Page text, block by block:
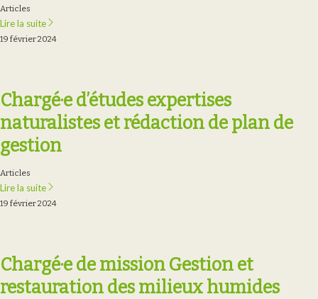
Articles
Lire la suite
19 février 2024
Chargé·e d’études expertises
naturalistes et rédaction de plan de
gestion
Articles
Lire la suite
19 février 2024
Chargé·e de mission Gestion et
restauration des milieux humides